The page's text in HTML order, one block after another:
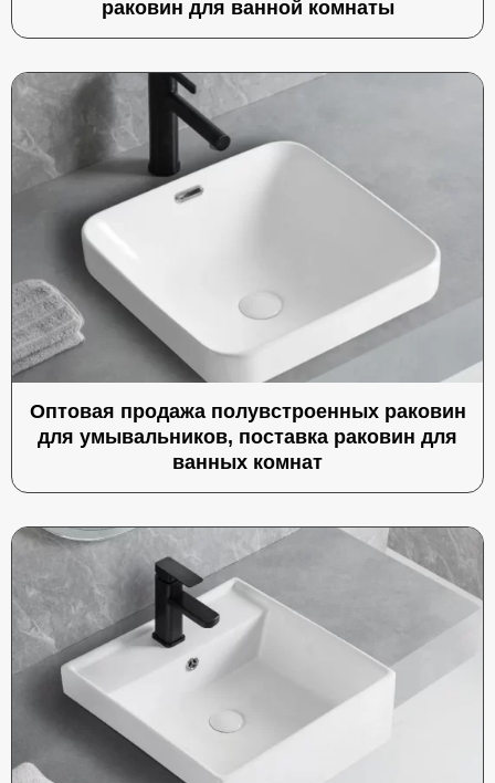
раковин для ванной комнаты
Оптовая продажа полувстроенных раковин
для умывальников, поставка раковин для
ванных комнат